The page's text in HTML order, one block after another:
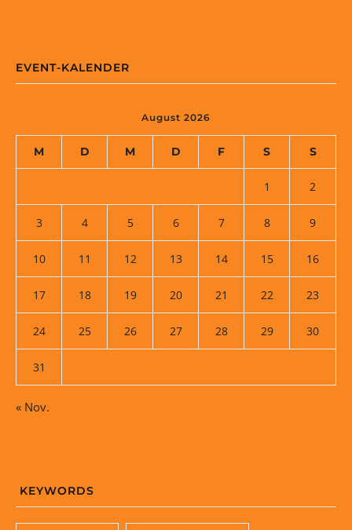
EVENT-KALENDER
August 2026
M D M D F S S
1 2
3 4 5 6 7 8 9
10 11 12 13 14 15 16
17 18 19 20 21 22 23
24 25 26 27 28 29 30
31
« Nov.
KEYWORDS